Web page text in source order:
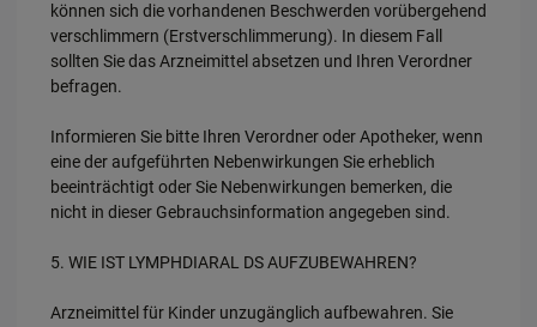
können sich die vorhandenen Beschwerden vorübergehend
verschlimmern (Erstverschlimmerung). In diesem Fall
sollten Sie das Arzneimittel absetzen und Ihren Verordner
befragen.
Informieren Sie bitte Ihren Verordner oder Apotheker, wenn
eine der aufgeführten Nebenwirkungen Sie erheblich
beeinträchtigt oder Sie Nebenwirkungen bemerken, die
nicht in dieser Gebrauchsinformation angegeben sind.
5. WIE IST LYMPHDIARAL DS AUFZUBEWAHREN?
Arzneimittel für Kinder unzugänglich aufbewahren. Sie